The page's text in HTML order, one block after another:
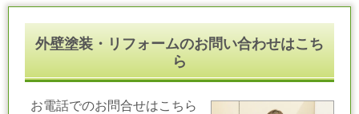
外壁塗装・リフォームのお問い合わせはこち
ら
お電話でのお問合せはこちら